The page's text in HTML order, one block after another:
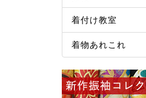
着付け教室
着物あれこれ